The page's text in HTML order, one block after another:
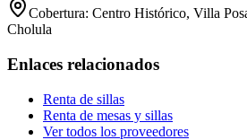
Cobertura: Centro Histórico, Villa
Cholula
Enlaces relacionados
Renta de sillas
Renta de mesas y sillas
Ver todos los proveedores